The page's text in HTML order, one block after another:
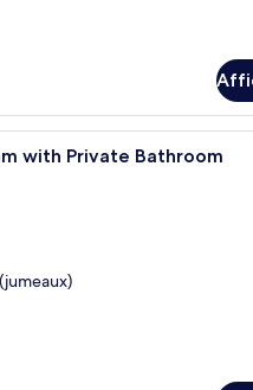
Un compartiment
with Private Bathroom